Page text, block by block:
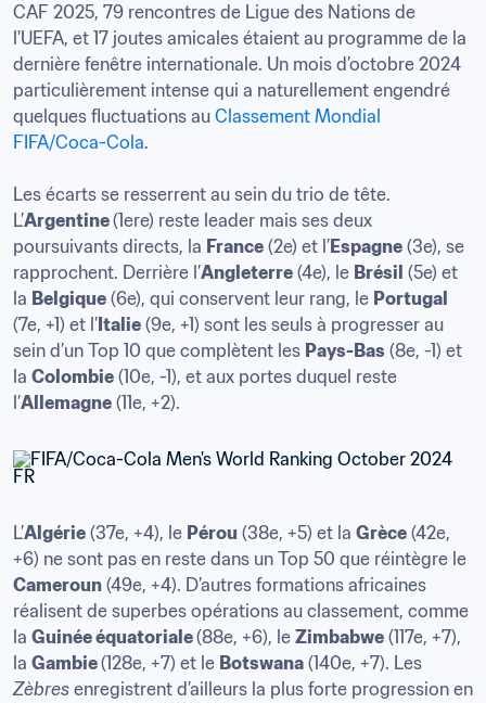
CAF 2025, 79 rencontres de Ligue des Nations de
l'UEFA, et 17 joutes amicales étaient au programme de la
dernière fenêtre internationale. Un mois d’octobre 2024
particulièrement intense qui a naturellement engendré
quelques fluctuations au Classement Mondial
FIFA/Coca-Cola.
Les écarts se resserrent au sein du trio de tête.
L’Argentine (1ere) reste leader mais ses deux
poursuivants directs, la France (2e) et l’ Espagne (3e), se
rapprochent. Derrière l’Angleterre (4e), le Brésil (5e) et
la Belgique (6e), qui conservent leur rang, le Portugal
(7e, +1) et l’ Italie (9e, +1) sont les seuls à progresser au
sein d’un Top 10 que complètent les Pays-Bas (8e, -1) et
la Colombie (10e, -1), et aux portes duquel reste
l’Allemagne (11e, +2).
L’Algérie (37e, +4), le Pérou (38e, +5) et la Grèce (42e,
Cameroun (49e, +4). D’autres formations africaines
réalisent de superbes opérations au classement, comme
la Guinée équatoriale (88e, +6), le Zimbabwe (117e, +7),
la Gambie (128e, +7) et le Botswana
Zèbres enregistrent d’ailleurs la plus forte progression en